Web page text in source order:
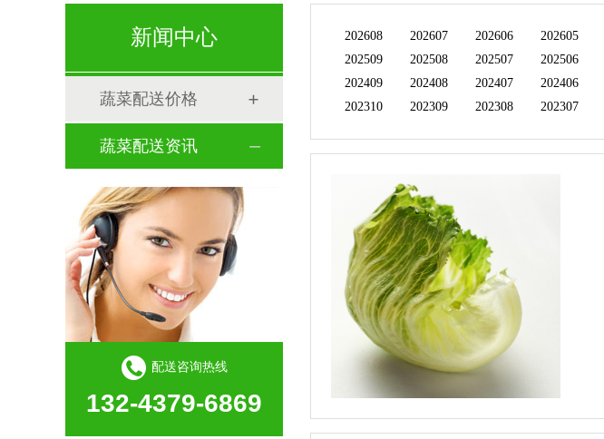
新闻中心
蔬菜配送价格
蔬菜配送资讯
配送咨询热线
132-4379-6869
202608 202607 202606 202605
202509
202508 202507 202506
202409
202408 202407 202406
202310
202309 202308 202307